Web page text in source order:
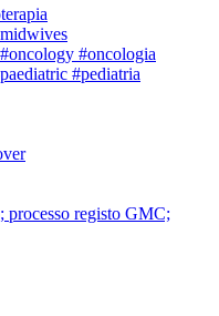
#oncologia
#pediatria
processo registo GMC;